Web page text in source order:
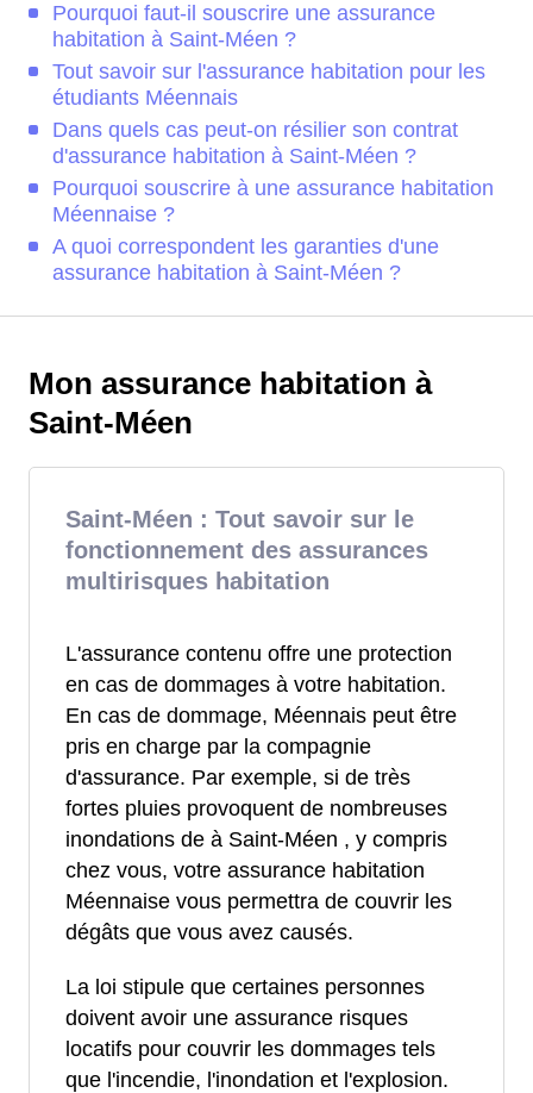
Pourquoi faut-il souscrire une assurance
habitation à Saint-Méen ?
Tout savoir sur l'assurance habitation pour les
étudiants Méennais
Dans quels cas peut-on résilier son contrat
d'assurance habitation à Saint-Méen ?
Pourquoi souscrire à une assurance habitation
Méennaise ?
A quoi correspondent les garanties d'une
assurance habitation à Saint-Méen ?
Mon assurance habitation à
Saint-Méen
Saint-Méen : Tout savoir sur le
fonctionnement des assurances
multirisques habitation
L'assurance contenu offre une protection
en cas de dommages à votre habitation.
En cas de dommage, Méennais peut être
pris en charge par la compagnie
d'assurance. Par exemple, si de très
fortes pluies provoquent de nombreuses
inondations de à Saint-Méen , y compris
chez vous, votre assurance habitation
Méennaise vous permettra de couvrir les
dégâts que vous avez causés.
La loi stipule que certaines personnes
doivent avoir une assurance risques
locatifs pour couvrir les dommages tels
que l'incendie, l'inondation et l'explosion.